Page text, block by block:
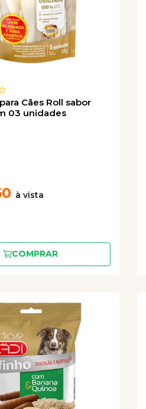
Cães Roll sabor
03 unidades
COMPRAR